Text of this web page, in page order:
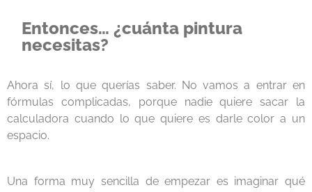
Entonces… ¿cuánta pintura
necesitas?
Ahora sí, lo que querías saber. No vamos a entrar en
fórmulas complicadas, porque nadie quiere sacar la
calculadora cuando lo que quiere es darle color a un
espacio.
Una forma muy sencilla de empezar es imaginar qué